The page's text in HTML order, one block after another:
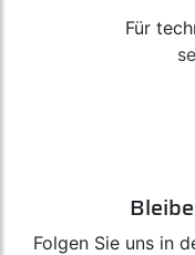
Für
Folgen Sie uns in